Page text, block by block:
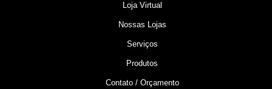
Loja Virtual
Nossas Lojas
Serviços
Produtos
Contato / Orçamento